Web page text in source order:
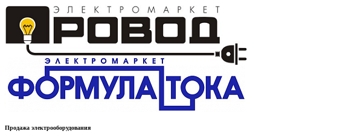
Продажа электрооборудования